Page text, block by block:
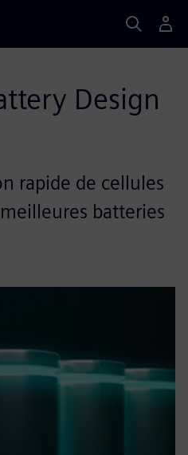
Design
rapide de cellules
batteries